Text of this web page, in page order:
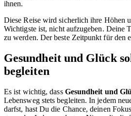
ihnen.
Diese Reise wird sicherlich ihre Höhen
Wichtigste ist, nicht aufzugeben. Deine
zu werden. Der beste Zeitpunkt für den
Gesundheit und Glück
begleiten
Es ist wichtig, dass Gesundheit und
Lebensweg stets begleiten. In jedem
darfst, hast Du die Chance, deinen